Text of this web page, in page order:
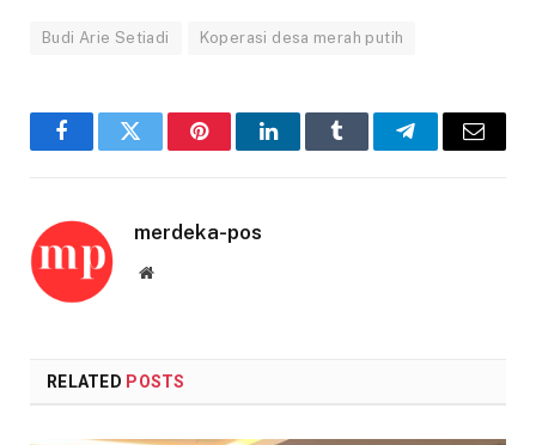
Budi Arie Setiadi Koperasi desa merah putih
FacebookTwitter PinterestLinkedInTumblr TelegramEmail
merdeka-pos
Website
RELATED POSTS